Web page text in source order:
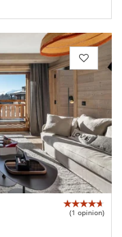
(1 opinion)